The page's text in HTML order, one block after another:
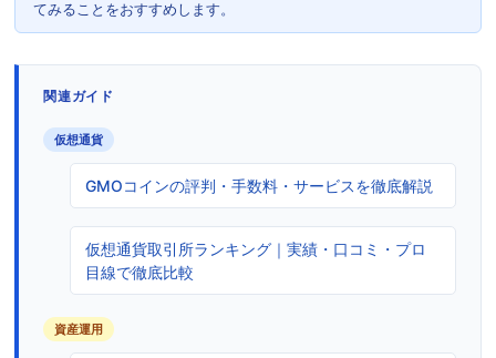
てみることをおすすめします。
関連ガイド
仮想通貨
GMOコインの評判・手数料・サービスを徹底解説
仮想通貨取引所ランキング｜実績・口コミ・プロ
目線で徹底比較
資産運用